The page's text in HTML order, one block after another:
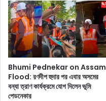
অ
সা
ধা
র
পা
র
ফ
র
ত্রী
আ
লি
য়া
ভা
ট
Bhumi Pednekar on Assam
Flood: রণদীপ হুদার পর এবার অসমের
বন্যা ত্রাণ কার্যক্রমে যোগ দিলেন ভূমি
পেডনেকার